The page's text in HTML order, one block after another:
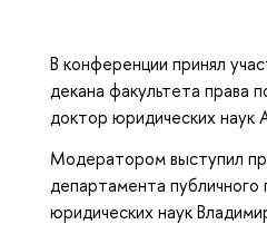
В конференции принял
декана факультета права
доктор юридических наук
Модератором выступил
департамента публичного
юридических наук